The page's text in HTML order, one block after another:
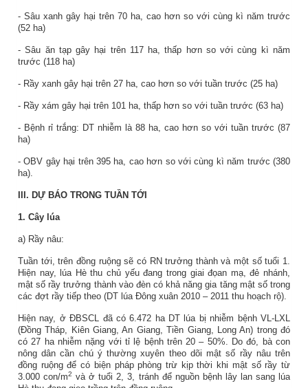
- Sâu xanh gây hại trên 70 ha, cao hơn so với cùng kì năm trước
(52 ha)
- Sâu ăn tạp gây hại trên 117 ha, thấp hơn so với cùng kì năm
trước (118 ha)
- Rầy xanh gây hại trên 27 ha, cao hơn so với tuần trước (25 ha)
- Rầy xám gây hại trên 101 ha, thấp hơn so với tuần trước (63 ha)
- Bệnh rỉ trắng: DT nhiễm là 88 ha, cao hơn so với tuần trước (87
ha)
- OBV gây hại trên 395 ha, cao hơn so với cùng kì năm trước (380
ha).
III. DỰ BÁO TRONG TUẦN TỚI
1. Cây lúa
a) Rầy nâu:
Tuần tới, trên đồng ruộng sẽ có RN trưởng thành và một số tuổi 1.
Hiện nay, lúa Hè thu chủ yếu đang trong giai đọan mạ, đẻ nhánh,
mật số rầy trưởng thành vào đèn có khả năng gia tăng mật số trong
các đợt rầy tiếp theo (DT lúa Đông xuân 2010 – 2011 thu hoạch rộ).
Hiện nay, ởĐBSCL đã có 6.472 ha DT lúa bị nhiễm bệnh VL-LXL
(Đồng Tháp, Kiên Giang, An Giang, Tiền Giang, Long An) trong đó
có 27 ha nhiễm nặng với tỉ lệ bệnh trên 20 – 50%. Do đó, bà con
nông dân cần chú ý thường xuyên theo dõi mật số rầy nâu trên
đồng ruộng để có biện pháp phòng trừ kịp thời khi mật số rầy từ
3.000 con/m­2 và ở tuổi 2, 3, tránh để nguồn bệnh lây lan sang lúa